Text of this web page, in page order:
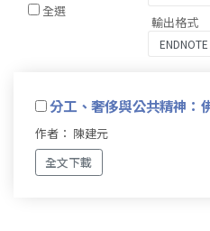
全選
輸出格式
分工、奢侈與公共精神：
作者： 陳建元
全文下載